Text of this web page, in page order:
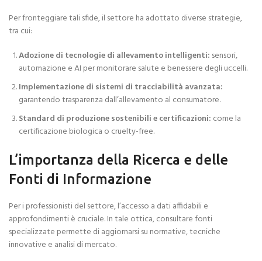
Per fronteggiare tali sfide, il settore ha adottato diverse strategie,
tra cui:
Adozione di tecnologie di allevamento intelligenti: sensori,
automazione e AI per monitorare salute e benessere degli uccelli.
Implementazione di sistemi di tracciabilità avanzata:
garantendo trasparenza dall’allevamento al consumatore.
Standard di produzione sostenibili e certificazioni: come la
certificazione biologica o cruelty-free.
L’importanza della Ricerca e delle
Fonti di Informazione
Per i professionisti del settore, l’accesso a dati affidabili e
approfondimenti è cruciale. In tale ottica, consultare fonti
specializzate permette di aggiornarsi su normative, tecniche
innovative e analisi di mercato.